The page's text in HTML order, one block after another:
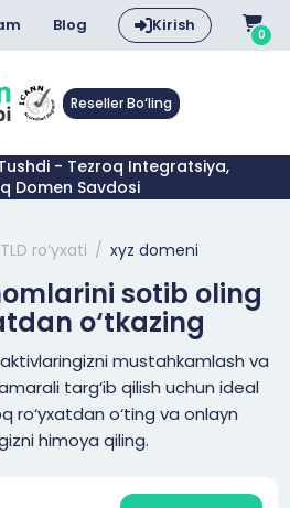
Blog Kirish 0
Reseller Bo‘ling
Tushdi - Tezroq Integratsiya,
Domen Savdosi
TLD ro‘yxati xyz domeni
sotib oling
o‘tkazing
mustahkamlash va
targ‘ib qilish uchun ideal
ro‘yxatdan o‘ting va onlayn
himoya qiling.